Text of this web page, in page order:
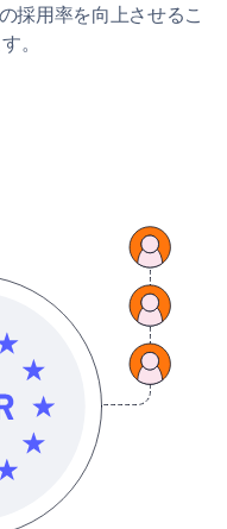
用率を向上させるこ
。